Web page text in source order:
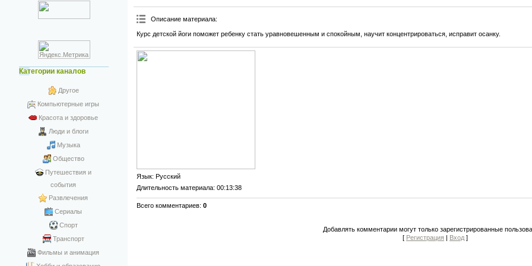
Категории каналов
Другое
Компьютерные игры
Красота и здоровье
Люди и блоги
Музыка
Общество
Путешествия и
события
Развлечения
Сериалы
Спорт
Транспорт
Фильмы и анимация
Описание материала:
Курс детской йоги поможет ребенку стать уравновешенным и спокойным, научит концентрироваться, исправит осанку.
Язык: Русский
Длительность материала: 00:13:38
Всего комментариев:0
Добавлять комментарии могут только зарегистрированные
[ Регистрация | Вход ]